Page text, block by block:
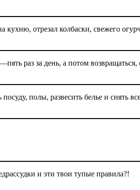
кухню, отрезал колбаски, свежего
раз за день, а потом
полы, развесить белье и снять
и эти твои тупые правила?!